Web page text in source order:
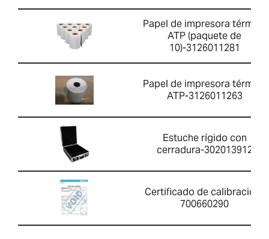
Papel de impresora térmica
ATP (paquete de
10)-3126011281
Papel de impresora térmica
ATP-3126011263
Estuche rígido con
cerradura-302013912
Certificado de calibración-
700660290